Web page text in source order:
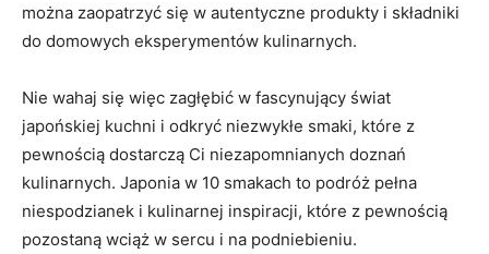
można zaopatrzyć się w autentyczne produkty i składniki
do domowych eksperymentów kulinarnych.
Nie wahaj się więc zagłębić w fascynujący świat
japońskiej kuchni i odkryć niezwykłe smaki, które z
pewnością dostarczą Ci niezapomnianych doznań
kulinarnych. Japonia w 10 smakach to podróż pełna
niespodzianek i kulinarnej inspiracji, które z pewnością
pozostaną wciąż w sercu i na podniebieniu.